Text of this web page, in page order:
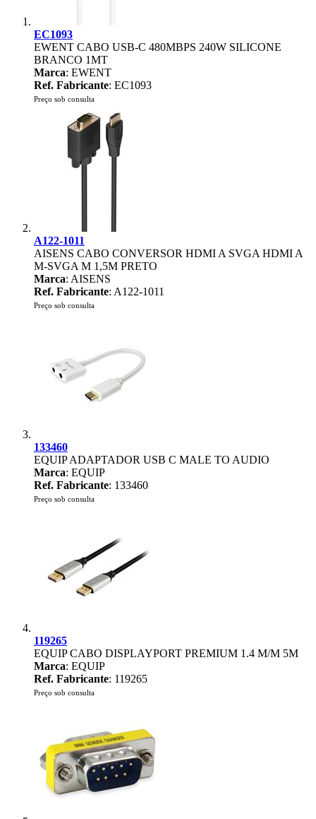
EC1093
EWENT CABO USB-C 480MBPS 240W SILICONE
BRANCO 1MT
Marca: EWENT
Ref. Fabricante: EC1093
Preço sob consulta
A122-1011
AISENS CABO CONVERSOR HDMI A SVGA HDMI A
M-SVGA M 1,5M PRETO
Marca: AISENS
Ref. Fabricante: A122-1011
Preço sob consulta
133460
EQUIP ADAPTADOR USB C MALE TO AUDIO
Marca: EQUIP
Ref. Fabricante: 133460
Preço sob consulta
119265
EQUIP CABO DISPLAYPORT PREMIUM 1.4 M/M 5M
Marca: EQUIP
Ref. Fabricante: 119265
Preço sob consulta